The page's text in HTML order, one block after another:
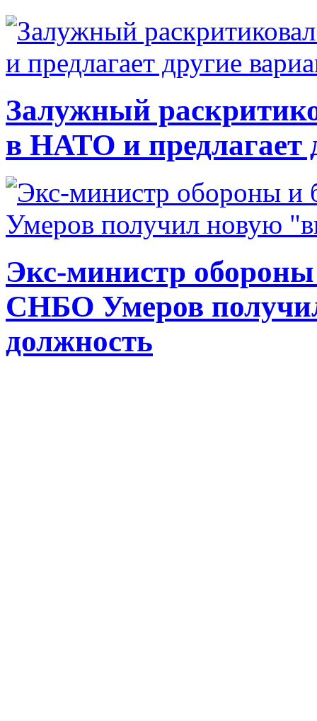
Залужный
в НАТО и предлагает
Экс-министр
СНБО Умеров
должность